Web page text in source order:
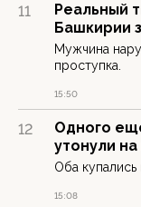
11
Реальный
Башкирии
Мужчина
проступка.
15:50
12
Одного
утонули
Оба
15:08